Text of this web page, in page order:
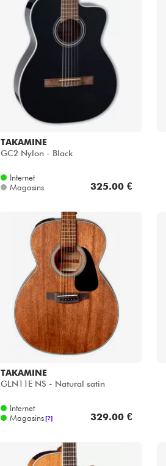
TAKAMINE
GC2 Nylon - Black
Internet
Magasins
325.00 €
TAKAMINE
GLN11E NS - Natural satin
Internet
Magasins[?] 329.00 €